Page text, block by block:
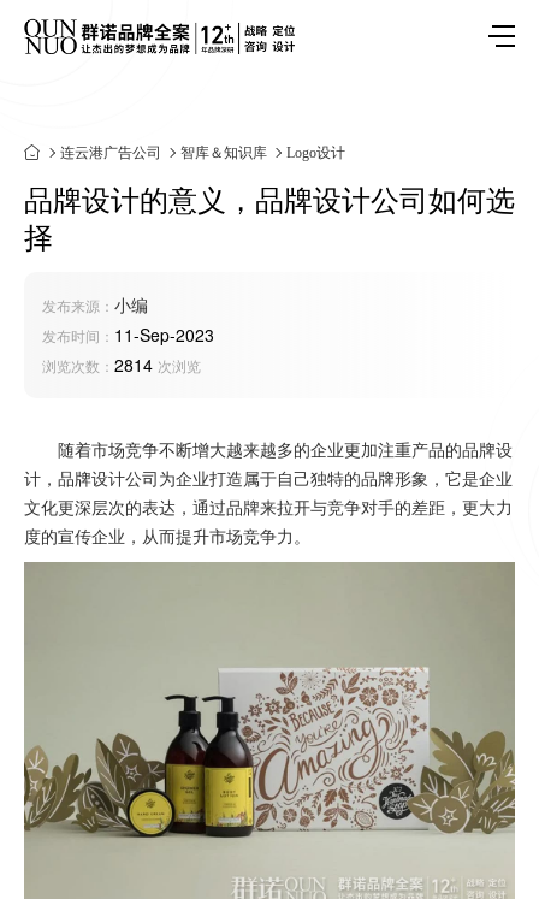
连云港广告公司 智库＆知识库 Logo设计
品牌设计的意义，品牌设计公司如何选
择
发布来源： 小编
发布时间： 11-Sep-2023
浏览次数： 2814 次浏览
随着市场竞争不断增大越来越多的企业更加注重产品的品牌设
计，品牌设计公司为企业打造属于自己独特的品牌形象，它是企业
文化更深层次的表达，通过品牌来拉开与竞争对手的差距，更大力
度的宣传企业，从而提升市场竞争力。